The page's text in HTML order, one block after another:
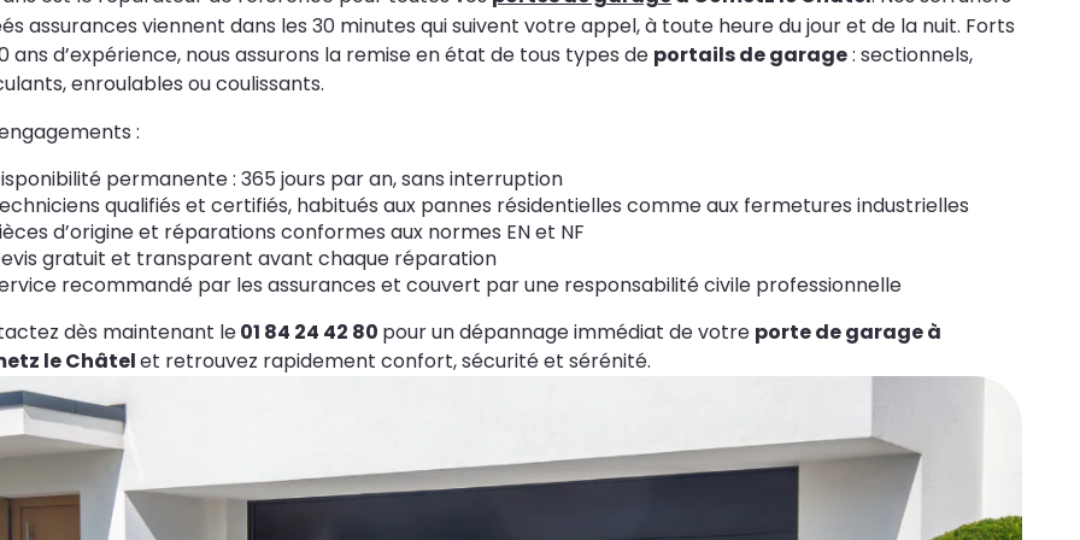
assurances viennent dans les 30 minutes qui suivent votre appel, à toute heure du jour et de la nuit. Forts
ans d’expérience, nous assurons la remise en état de tous types de portails de garage: sectionnels,
enroulables ou coulissants.
:
permanente : 365 jours par an, sans interruption
qualifiés et certifiés, habitués aux pannes résidentielles comme aux fermetures industrielles
d’origine et réparations conformes aux normes EN et NF
gratuit et transparent avant chaque réparation
recommandé par les assurances et couvert par une responsabilité civile professionnelle
dès maintenant le01 84 24 42 80 pour un dépannage immédiat de votre porte de garage à
le Châtelet retrouvez rapidement confort, sécurité et sérénité.